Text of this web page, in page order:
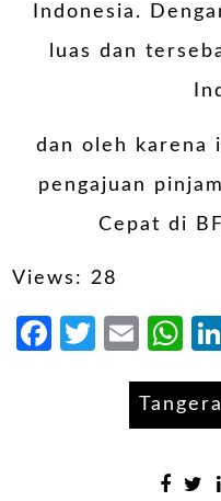
Indonesia.
luas dan
dan oleh karena
pengajuan
Cepat di
Views: 28
Facebook
Twitter
Email